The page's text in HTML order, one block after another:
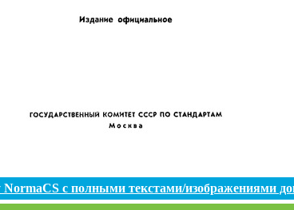
NormaCS с полными текстами/изображениями